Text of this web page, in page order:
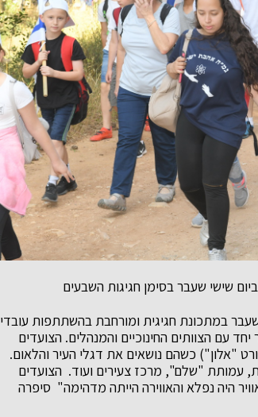
ביום שישי שעבר במתכונת חגיגית ומורחבת בהשתתפות עובדי
עם הצוותים החינוכיים והמנהלים. הצועדים
"אלון") כשהם נושאים את דגלי העיר והלאום.
עמותת "שלם", מרכז צעירים ועוד. הצועדים
היה נפלא והאווירה הייתה מדהימה" סיפרה